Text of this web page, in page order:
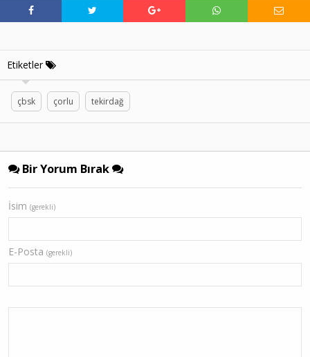
Etiketler
çbsk çorlu tekirdağ
Bir Yorum Bırak
İsim (gerekli)
E-Posta (gerekli)